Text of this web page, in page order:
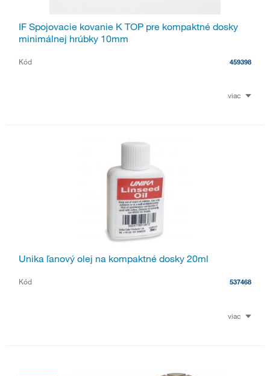
IF Spojovacie kovanie K TOP pre kompaktné dosky
minimálnej hrúbky 10mm
Kód 459398
viac
Unika ľanový olej na kompaktné dosky 20ml
Kód 537468
viac